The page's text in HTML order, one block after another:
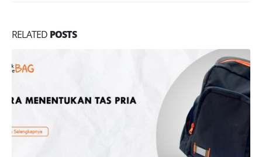
RELATED POSTS